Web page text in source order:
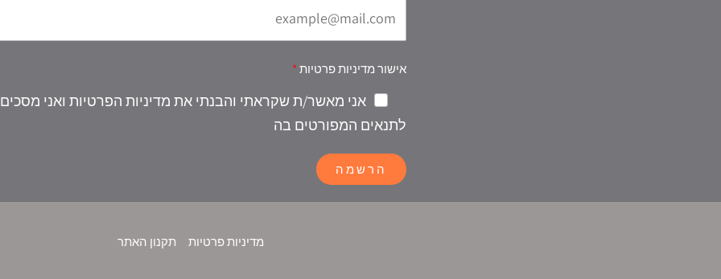
אישור מדיניות פרטיות
אני מאשר/ת שקראתי והבנתי את מדיניות הפרטיות ואני
לתנאים המפורטים בה
הרשמה
מדיניות פרטיות תקנון האתר